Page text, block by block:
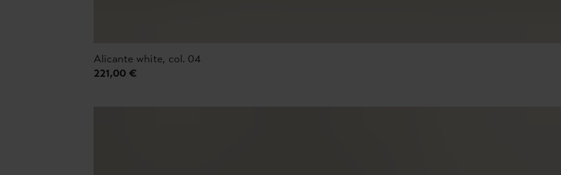
Alicante white, col. 04
221,00 €